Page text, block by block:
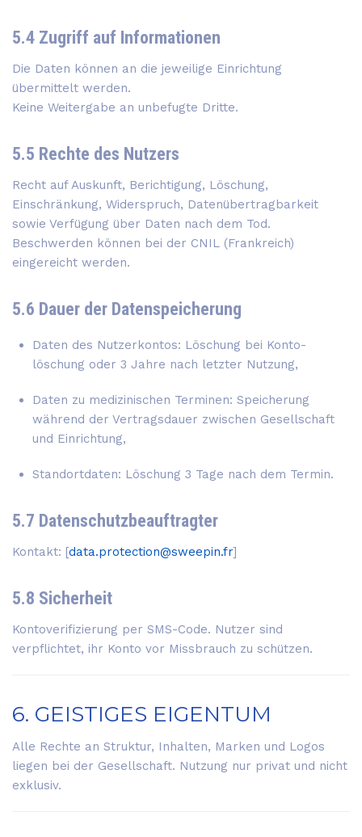
5.4 Zugriff auf Informationen
Die Daten können an die jeweilige Einrichtung
übermittelt werden.
Keine Weitergabe an unbefugte Dritte.
5.5 Rechte des Nutzers
Recht auf Auskunft, Berichtigung, Löschung,
Einschränkung, Widerspruch, Datenübertragbarkeit
sowie Verfügung über Daten nach dem Tod.
Beschwerden können bei der CNIL (Frankreich)
eingereicht werden.
5.6 Dauer der Datenspeicherung
Daten des Nutzerkontos: Löschung bei Konto­
löschung oder 3 Jahre nach letzter Nutzung,
Daten zu medizinischen Terminen: Speicherung
während der Vertragsdauer zwischen Gesellschaft
und Einrichtung,
Standortdaten: Löschung 3 Tage nach dem Termin.
5.7 Datenschutzbeauftragter
Kontakt: [data.protection@sweepin.fr]
5.8 Sicherheit
Kontoverifizierung per SMS-Code. Nutzer sind
verpflichtet, ihr Konto vor Missbrauch zu schützen.
6. GEISTIGES EIGENTUM
Alle Rechte an Struktur, Inhalten, Marken und Logos
liegen bei der Gesellschaft. Nutzung nur privat und nicht
exklusiv.